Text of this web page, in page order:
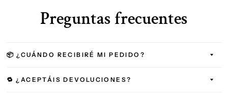
Preguntas frecuentes
📦 ¿CUÁNDO RECIBIRÉ MI PEDIDO?
🔁 ¿ACEPTÁIS DEVOLUCIONES?